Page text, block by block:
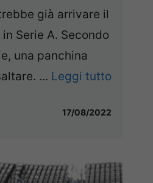
già arrivare il
Serie A. Secondo
una panchina
... Leggi tutto
17/08/2022